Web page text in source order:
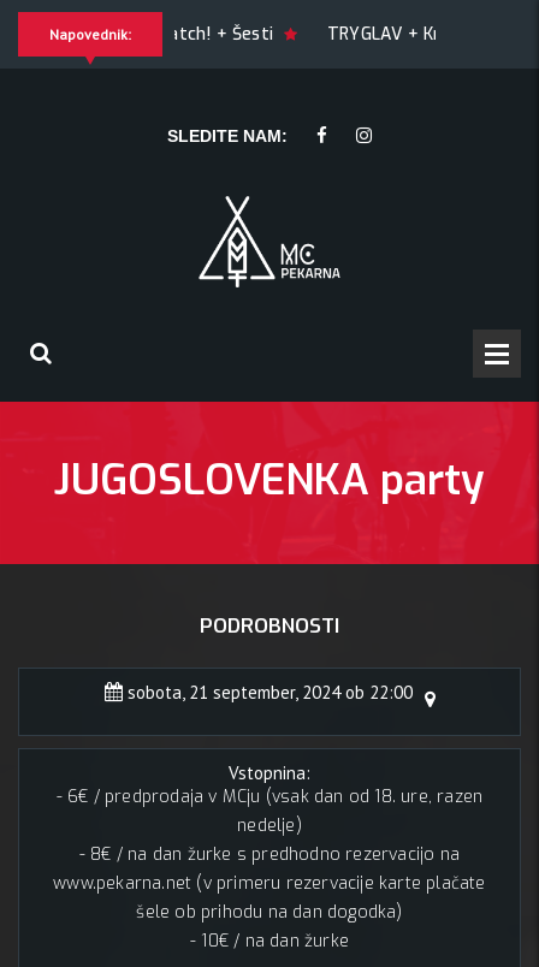
Napovednik:
OF JOY + Match! + Šesti
TRYGLAV + Kresnik +
+ Morywa
YAWNING MAN (US), Hrmülja (HR), A Gram trip
SLEDITE NAM:
JUGOSLOVENKA party
PODROBNOSTI
sobota, 21 september, 2024 ob 22:00
Vstopnina:
- 6€ / predprodaja v MCju (vsak dan od 18. ure, razen
nedelje)
- 8€ / na dan žurke s predhodno rezervacijo na
www.pekarna.net (v primeru rezervacije karte plačate
šele ob prihodu na dan dogodka)
- 10€ / na dan žurke